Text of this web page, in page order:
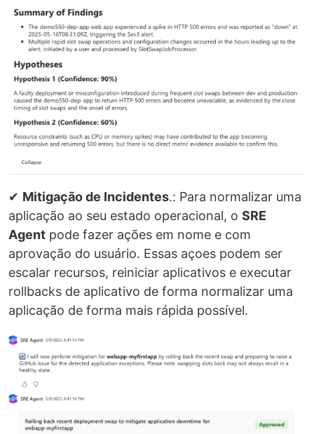
✔ Mitigação de Incidentes.: Para normalizar uma
aplicação ao seu estado operacional, o SRE
Agent pode fazer ações em nome e com
aprovação do usuário. Essas açoes podem ser
escalar recursos, reiniciar aplicativos e executar
rollbacks de aplicativo de forma normalizar uma
aplicação de forma mais rápida possível.